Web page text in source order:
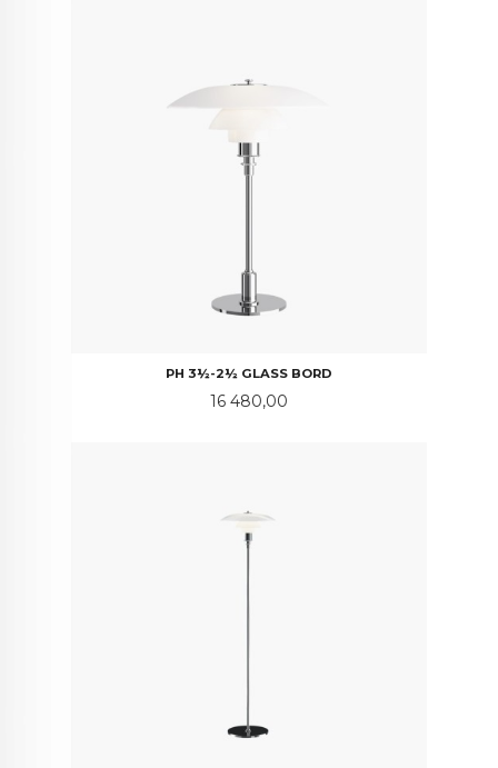
PH 3½-2½ GLASS BORD
Pris
16 480,00